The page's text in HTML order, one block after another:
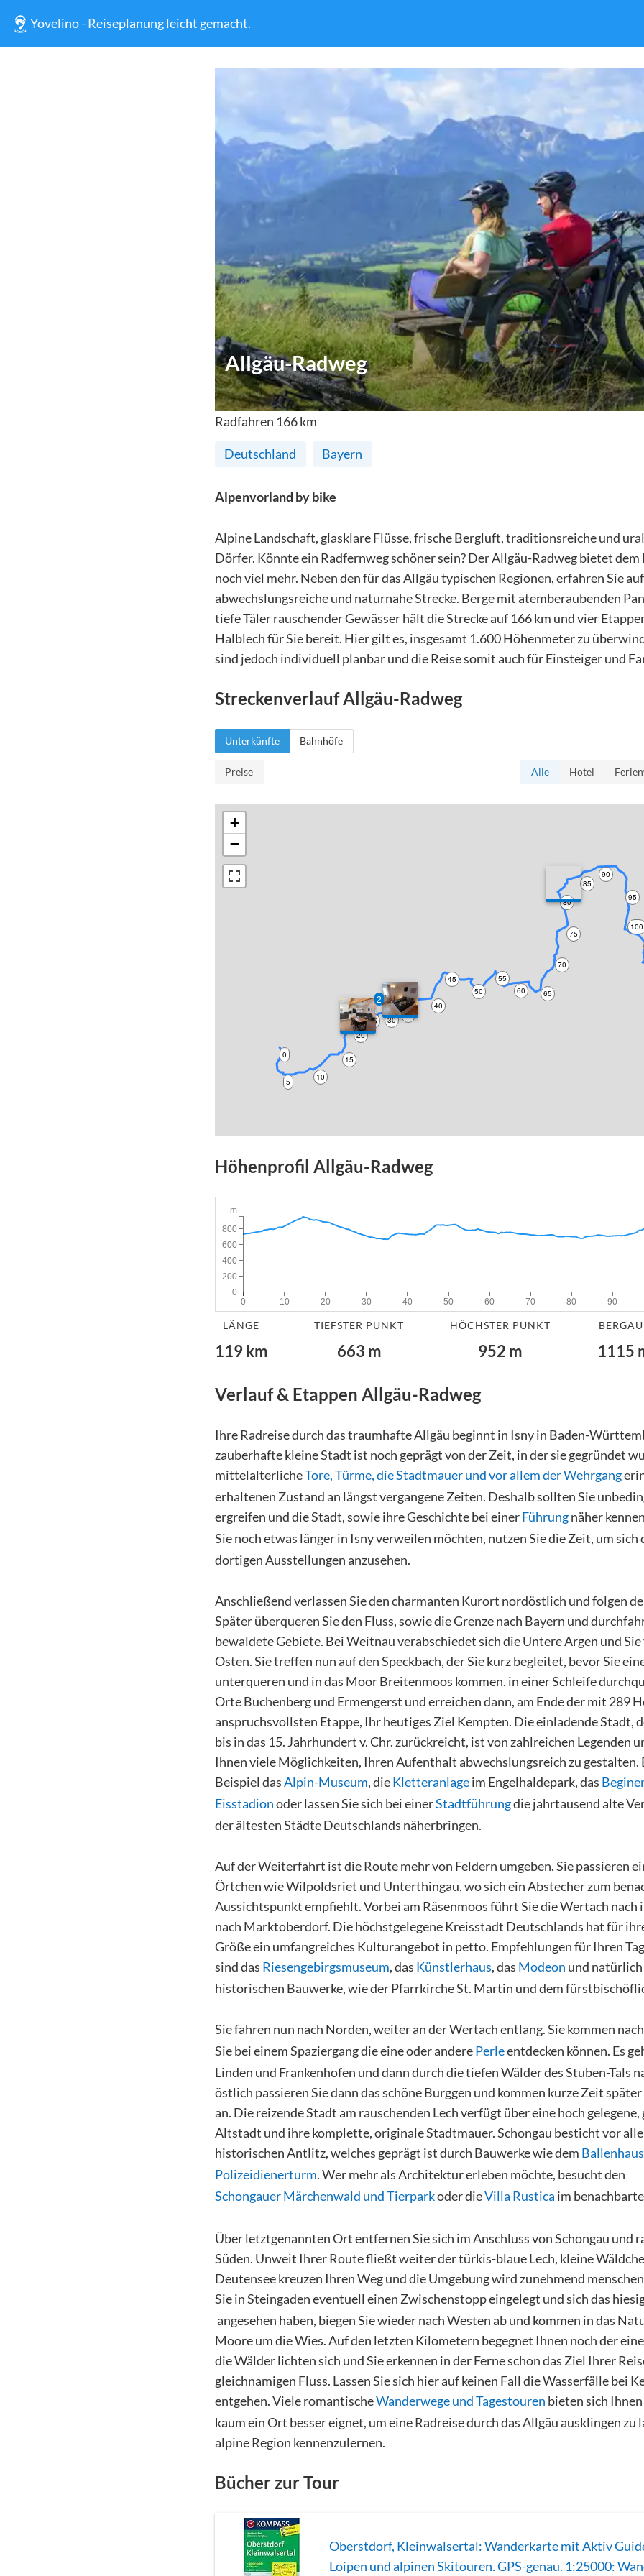
Yovelino - Reiseplanung leicht gemacht.
Allgäu-Radweg
Radfahren 166km
Deutschland Bayern
Alpenvorland by bike
Alpine Landschaft, glasklare Flüsse, frische Bergluft, traditionsreiche und
Dörfer. Könnte ein Radfernweg schöner sein? Der Allgäu-Radweg bietet dem
noch viel mehr. Neben den für das Allgäu typischen Regionen, erfahren Sie
abwechslungsreiche und naturnahe Strecke. Berge mit atemberaubenden
tiefe Täler rauschender Gewässer hält die Strecke auf 166 km und vier
Halblech für Sie bereit. Hier gilt es, insgesamt 1.600 Höhenmeter zu
sind jedoch individuell planbar und die Reise somit auch für Einsteiger und
StreckenverlaufAllgäu-Radweg
Unterkünfte Bahnhöfe
Preise Alle Hotel
2
0
5 10
15
20
25 30 35
40
45
50
55
60
65
70
75
80
85
90
95
100
+
−
Höhenprofil Allgäu-Radweg
0 10 20 30 40 50 60 70 80 90
0
200
400
600
800
m
LÄNGE
119km
TIEFSTER PUNKT
663 m
HÖCHSTER PUNKT
952 m 1115
Verlauf & Etappen Allgäu-Radweg
Ihre Radreise durch das traumhafte Allgäu beginnt in Isny in Baden-
zauberhafte kleine Stadt ist noch geprägt von der Zeit, in der sie gegründet
mittelalterlicheTore, Türme, die Stadtmauer und vor allem der Wehrgang
erhaltenen Zustand an längst vergangene Zeiten. Deshalb sollten Sie
ergreifen und die Stadt, sowie ihre Geschichte bei einerFührungnäher
Sie noch etwas länger in Isny verweilen möchten, nutzen Sie die Zeit, um sich
dortigen Ausstellungen anzusehen.
Anschließend verlassen Sie den charmanten Kurort nordöstlich und folgen
Später überqueren Sie den Fluss, sowie die Grenze nach Bayern und
bewaldete Gebiete. Bei Weitnau verabschiedet sich die Untere Argen und
Osten. Sie treffen nun auf den Speckbach, der Sie kurz begleitet, bevor Sie
unterqueren und in das Moor Breitenmoos kommen. in einer Schleife
Orte Buchenberg und Ermengerst und erreichen dann, am Ende der mit 289
anspruchsvollsten Etappe, Ihr heutiges Ziel Kempten. Die einladende Stadt,
bis in das 15. Jahrhundert v. Chr. zurückreicht, ist von zahlreichen Legenden
Ihnen viele Möglichkeiten, Ihren Aufenthalt abwechslungsreich zu gestalten.
Beispiel dasAlpin-Museum, dieKletteranlageim Engelhaldepark, das
Eisstadionoder lassen Sie sich bei einerStadtführungdie jahrtausend alte
der ältesten Städte Deutschlands näherbringen.
Auf der Weiterfahrt ist die Route mehr von Feldern umgeben. Sie passieren
Örtchen wie Wilpoldsriet und Unterthingau, wo sich ein Abstecher zum
Aussichtspunkt empfiehlt. Vorbei am Räsenmoos führt Sie die Wertach nach
nach Marktoberdorf. Die höchstgelegene Kreisstadt Deutschlands hat für
Größe ein umfangreiches Kulturangebot in petto. Empfehlungen für Ihren
sind das Riesengebirgsmuseum, das Künstlerhaus, das Modeon und
historischen Bauwerke, wie der Pfarrkirche St. Martin und dem
Sie fahren nun nach Norden, weiter an der Wertach entlang. Sie kommen nach
Sie bei einem Spaziergang die eine oder anderePerleentdecken können. Es
Linden und Frankenhofen und dann durch die tiefen Wälder des Stuben-Tals
östlich passieren Sie dann das schöne Burggen und kommen kurze Zeit
an. Die reizende Stadt am rauschenden Lech verfügt über eine hoch
Altstadt und ihre komplette, originale Stadtmauer. Schongau besticht vor
historischen Antlitz, welches geprägt ist durch Bauwerke wie dem Ballenhaus
Polizeidienerturm. Wer mehr als Architektur erleben möchte, besucht den
Schongauer Märchenwald und Tierparkoder dieVilla Rustica im
Über letztgenannten Ort entfernen Sie sich im Anschluss von Schongau und
Süden. Unweit Ihrer Route fließt weiter der türkis-blaue Lech, kleine
Deutensee kreuzen Ihren Weg und die Umgebung wird zunehmend
Sie in Steingaden eventuell einen Zwischenstopp eingelegt und sich das
angesehen haben, biegen Sie wieder nach Westen ab und kommen in das
Moore um die Wies. Auf den letzten Kilometern begegnet Ihnen noch der eine
die Wälder lichten sich und Sie erkennen in der Ferne schon das Ziel Ihrer
gleichnamigen Fluss. Lassen Sie sich hier auf keinen Fall die Wasserfälle bei
entgehen. Viele romantischeWanderwege und Tagestouren bieten sich
kaum ein Ort besser eignet, um eine Radreise durch das Allgäu ausklingen zu
alpine Region kennenzulernen.
Bücher zur Tour
Oberstdorf, Kleinwalsertal: Wanderkarte mit Aktiv
Loipen und alpinen Skitouren. GPS-genau. 1:25000: